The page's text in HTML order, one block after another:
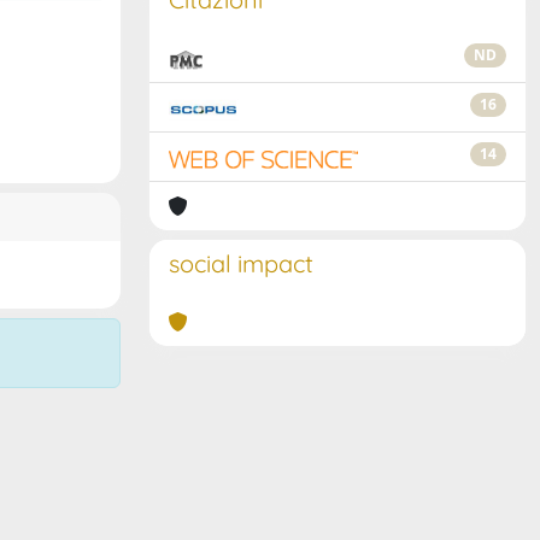
ND
16
14
social impact